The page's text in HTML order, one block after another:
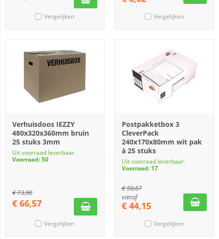
Vergelijken Vergelijken
Verhuisdoos IEZZY
480x320x360mm bruin
25 stuks 3mm
Uit voorraad leverbaar.
Voorraad: 50
€73,90
€ 66,57
Vergelijken
Postpakketbox 3
CleverPack
240x170x80mm wit pak
à 25 stuks
Uit voorraad leverbaar.
Voorraad: 17
€50,67
vanaf
€ 44,15
Vergelijken